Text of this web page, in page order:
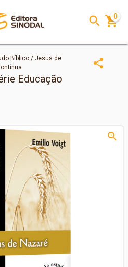
0
Bíblico / Jesus de
Educação